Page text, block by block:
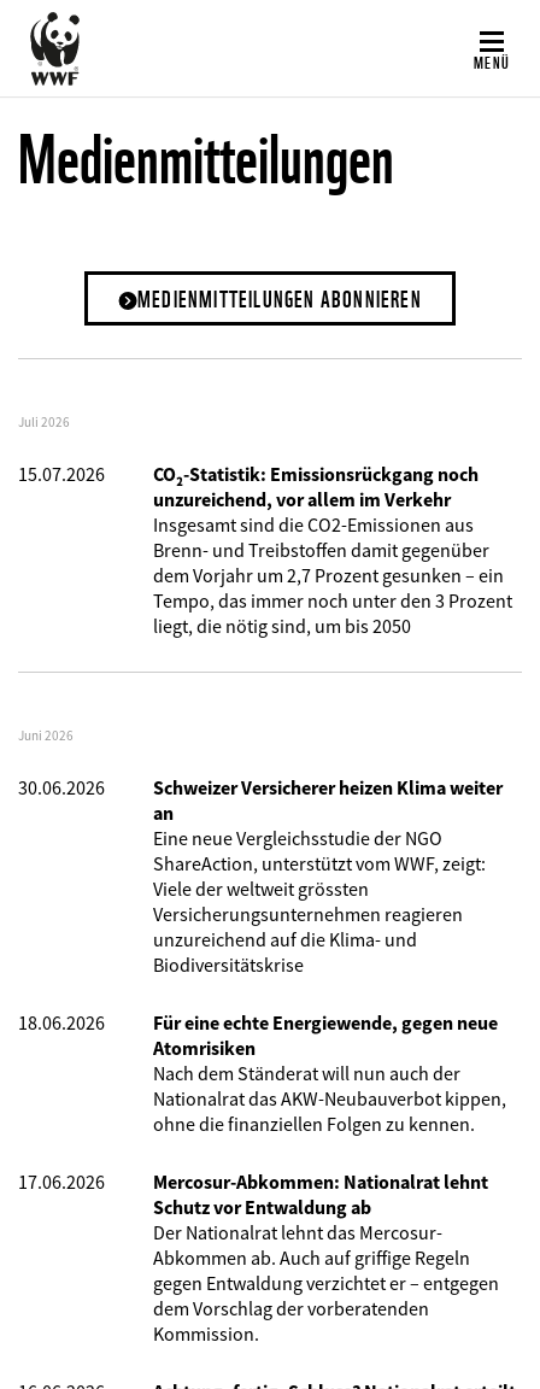
Direkt
zum
Inhalt
MENÜ
Medienmitteilungen
MEDIENMITTEILUNGEN ABONNIEREN
Juli 2026
15.07.2026
CO₂-Statistik: Emissionsrückgang noch
unzureichend, vor allem im Verkehr
Insgesamt sind die CO2-Emissionen aus
Brenn- und Treibstoffen damit gegenüber
dem Vorjahr um 2,7 Prozent gesunken – ein
Tempo, das immer noch unter den 3 Prozent
liegt, die nötig sind, um bis 2050
Juni 2026
30.06.2026
Schweizer Versicherer heizen Klima weiter
an
Eine neue Vergleichsstudie der NGO
ShareAction, unterstützt vom WWF, zeigt:
Viele der weltweit grössten
Versicherungsunternehmen reagieren
unzureichend auf die Klima- und
Biodiversitätskrise
18.06.2026
Für eine echte Energiewende, gegen neue
Atomrisiken
Nach dem Ständerat will nun auch der
Nationalrat das AKW-Neubauverbot kippen,
ohne die finanziellen Folgen zu kennen.
17.06.2026
Mercosur-Abkommen: Nationalrat lehnt
Schutz vor Entwaldung ab
Der Nationalrat lehnt das Mercosur-
Abkommen ab. Auch auf griffige Regeln
gegen Entwaldung verzichtet er – entgegen
dem Vorschlag der vorberatenden
Kommission.